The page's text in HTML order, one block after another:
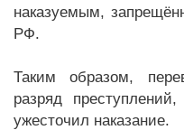
наказуемым,
РФ.
Таким образом,
разряд
ужесточил наказание.